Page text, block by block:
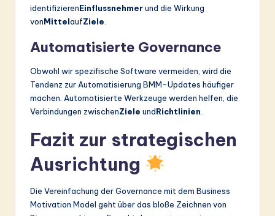
identifizierenEinflussnehmerund die Wirkung
vonMittelaufZiele
Automatisierte Governance
Obwohl wir spezifische Software vermeiden, wird die
Tendenz zur Automatisierung BMM-Updates häufiger
machen. Automatisierte Werkzeuge werden helfen, die
Verbindungen zwischenZiele undRichtlinien
Fazit zur strategischen
Ausrichtung
Die Vereinfachung der Governance mit dem Business
Motivation Model geht über das bloße Zeichnen von